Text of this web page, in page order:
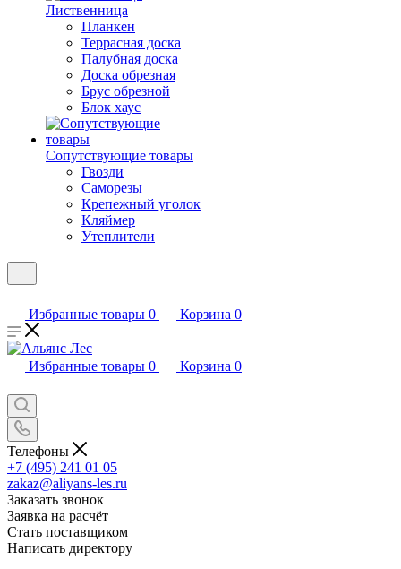
Лиственница
Планкен
Террасная доска
Палубная доска
Доска обрезная
Брус обрезной
Блок хаус
Сопутствующие товары
Гвозди
Саморезы
Крепежный уголок
Кляймер
Утеплители
Избранные товары 0 Корзина 0
Избранные товары 0 Корзина 0
Телефоны
+7 (495) 241 01 05
zakaz@aliyans-les.ru
Заказать звонок
Заявка на расчёт
Стать поставщиком
Написать директору